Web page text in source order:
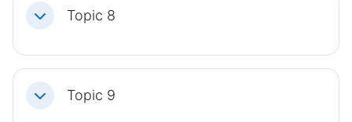
Einklappen
Topic 8
Einklappen
Topic 9